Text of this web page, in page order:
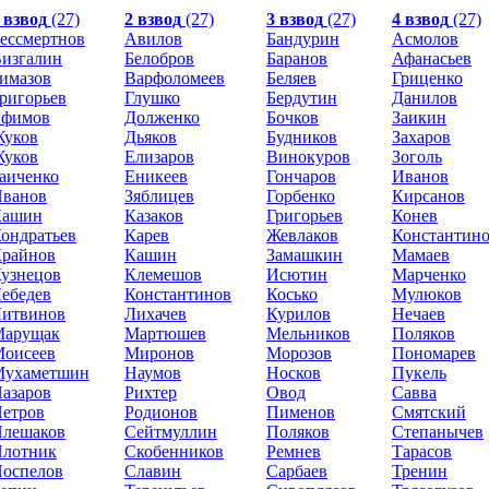
взвод (27)
2 взвод (27)
Авилов
Белобров
Варфоломеев
Глушко
Долженко
Дьяков
Елизаров
Еникеев
Зяблицев
Казаков
Карев
Кашин
Клемешов
Константинов
Лихачев
Мартюшев
Миронов
Наумов
Рихтер
Родионов
Сейтмуллин
Скобенников
Славин
3 взвод (27)
Бандурин
Баранов
Беляев
Бердутин
Бочков
Будников
Винокуров
Гончаров
Горбенко
Григорьев
Жевлаков
Замашкин
Исютин
Косько
Курилов
Мельников
Морозов
Носков
Овод
Пименов
Поляков
Ремнев
Сарбаев
4 взвод (27)
Асмолов
Афанасьев
Гриценко
Данилов
Заикин
Захаров
Зоголь
Иванов
Кирсанов
Конев
Мамаев
Марченко
Мулюков
Нечаев
Поляков
Пономарев
Пукель
Савва
Смятский
Степанычев
Тарасов
Тренин